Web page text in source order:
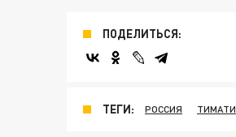
ПОДЕЛИТЬСЯ:
ТЕГИ: РОССИЯ ТИМАТИ